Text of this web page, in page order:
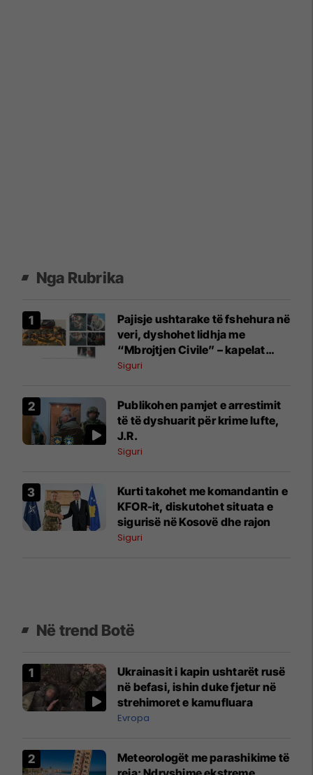
Nga Rubrika
Pajisje ushtarake të fshehura në
veri, dyshohet lidhja me
“Mbrojtjen Civile” – kapelat
përputhen me ato të përdorura
Siguri
Publikohen pamjet e arrestimit
të të dyshuarit për krime lufte,
J.R.
Siguri
Kurti takohet me komandantin e
KFOR-it, diskutohet situata e
sigurisë në Kosovë dhe rajon
Siguri
Në trend Botë
Ukrainasit i kapin ushtarët rusë
në befasi, ishin duke fjetur në
strehimoret e kamufluara
Evropa
Meteorologët me parashikime të